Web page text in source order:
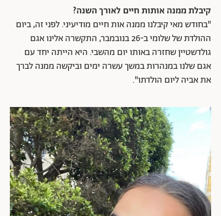
קיבלת ממנה אותות חיים לאורך השנה?
"בחודש מאי קיבלנו ממנה אות חיים מודיעיני. לפני זה, ביום
ההולדת של שלומי ב-26 בנובמבר, התקשרה אלינו אגם
גולדשטיין שחזרה באותו יום מהשבי. היא הייתה יחד עם
אגם שלנו במנהרות במשך עשרה ימים וביקשה ממנה לברך
את אביה ליום הולדתו".